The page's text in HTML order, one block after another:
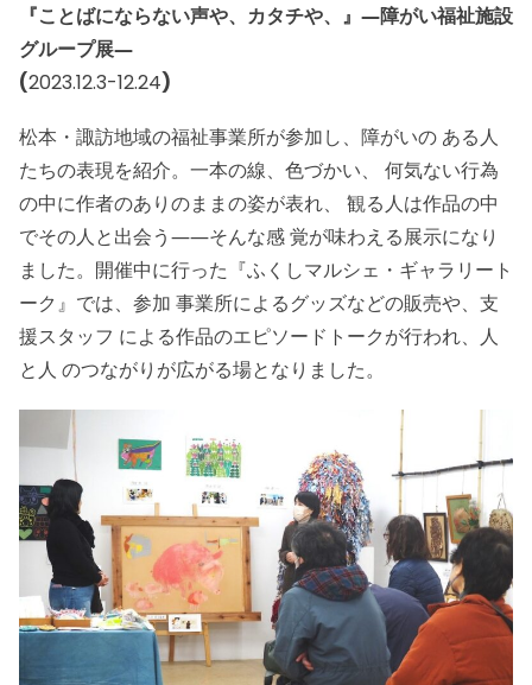
『ことばにならない声や、カタチや、』―障がい福祉施設
グループ展―
(2023.12.3-12.24)
松本・諏訪地域の福祉事業所が参加し、障がいの ある人
たちの表現を紹介。一本の線、色づかい、 何気ない行為
の中に作者のありのままの姿が表れ、 観る人は作品の中
でその人と出会う――そんな感 覚が味わえる展示になり
ました。開催中に行った『ふくしマルシェ・ギャラリート
ーク』では、参加 事業所によるグッズなどの販売や、支
援スタッフ による作品のエピソードトークが行われ、人
と人 のつながりが広がる場となりました。